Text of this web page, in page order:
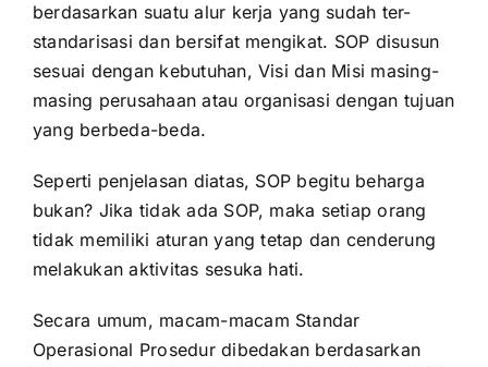
berdasarkan suatu alur kerja yang sudah ter-
standarisasi dan bersifat mengikat. SOP disusun
sesuai dengan kebutuhan, Visi dan Misi masing-
masing perusahaan atau organisasi dengan tujuan
yang berbeda-beda.
Seperti penjelasan diatas, SOP begitu beharga
bukan? Jika tidak ada SOP, maka setiap orang
tidak memiliki aturan yang tetap dan cenderung
melakukan aktivitas sesuka hati.
Secara umum, macam-macam Standar
Operasional Prosedur dibedakan berdasarkan